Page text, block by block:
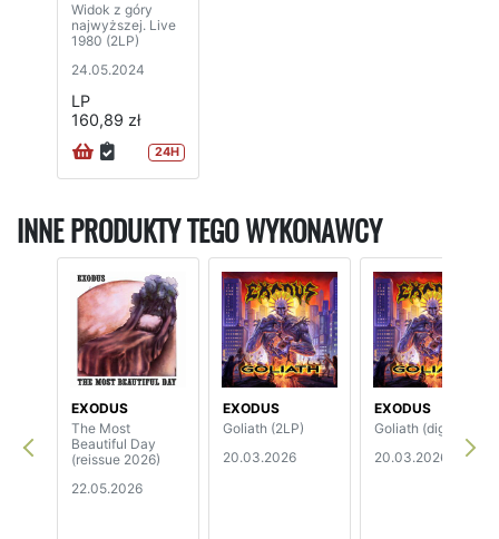
Widok z góry
najwyższej. Live
1980 (2LP)
24.05.2024
LP
160,89 zł
24H
INNE PRODUKTY TEGO WYKONAWCY
EXODUS
The Most
Beautiful Day
(reissue 2026)
22.05.2026
EXODUS
Goliath (2LP)
20.03.2026
EXODUS
Goliath (digipak)
20.03.2026